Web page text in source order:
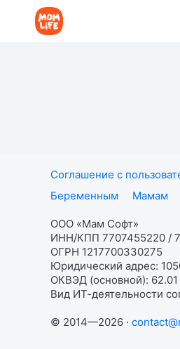
Соглашение с
Беременным
Мамам
ООО «Мам Софт»
ИНН/КПП 7707455220 /
ОГРН 1217700330275
Юридический адрес:
ОКВЭД (основной): 62.01
Вид ИТ-деятельности
© 2014—2026 ·